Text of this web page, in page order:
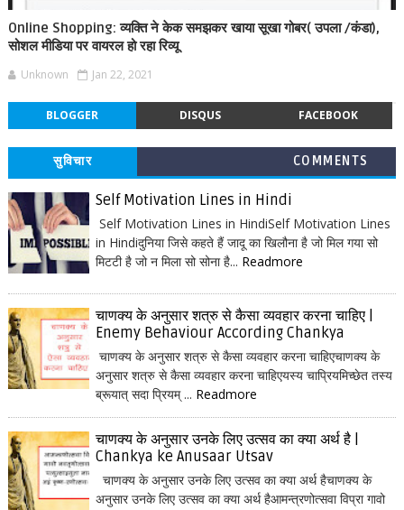
Online Shopping: व्यक्ति ने केक समझकर खाया सूखा गोबर( उपला /कंडा),
सोशल मीडिया पर वायरल हो रहा रिव्यू
Unknown Jan 22, 2021
BLOGGER DISQUS FACEBOOK
सुविचार COMMENTS
Self Motivation Lines in Hindi
Self Motivation Lines in HindiSelf Motivation Lines
in Hindiदुनिया जिसे कहते हैं जादू का खिलौना है जो मिल गया सो
मिटटी है जो न मिला सो सोना है... Readmore
चाणक्य के अनुसार शत्रु से कैसा व्यवहार करना चाहिए |
Enemy Behaviour According Chankya
चाणक्य के अनुसार शत्रु से कैसा व्यवहार करना चाहिएचाणक्य के
अनुसार शत्रु से कैसा व्यवहार करना चाहिएयस्य चाप्रियमिच्छेत तस्य
ब्रूयात् सदा प्रियम् ... Readmore
चाणक्य के अनुसार उनके लिए उत्सव का क्या अर्थ है |
Chankya ke Anusaar Utsav
चाणक्य के अनुसार उनके लिए उत्सव का क्या अर्थ हैचाणक्य के
अनुसार उनके लिए उत्सव का क्या अर्थ हैआमन्त्रणोत्सवा विप्रा गावो